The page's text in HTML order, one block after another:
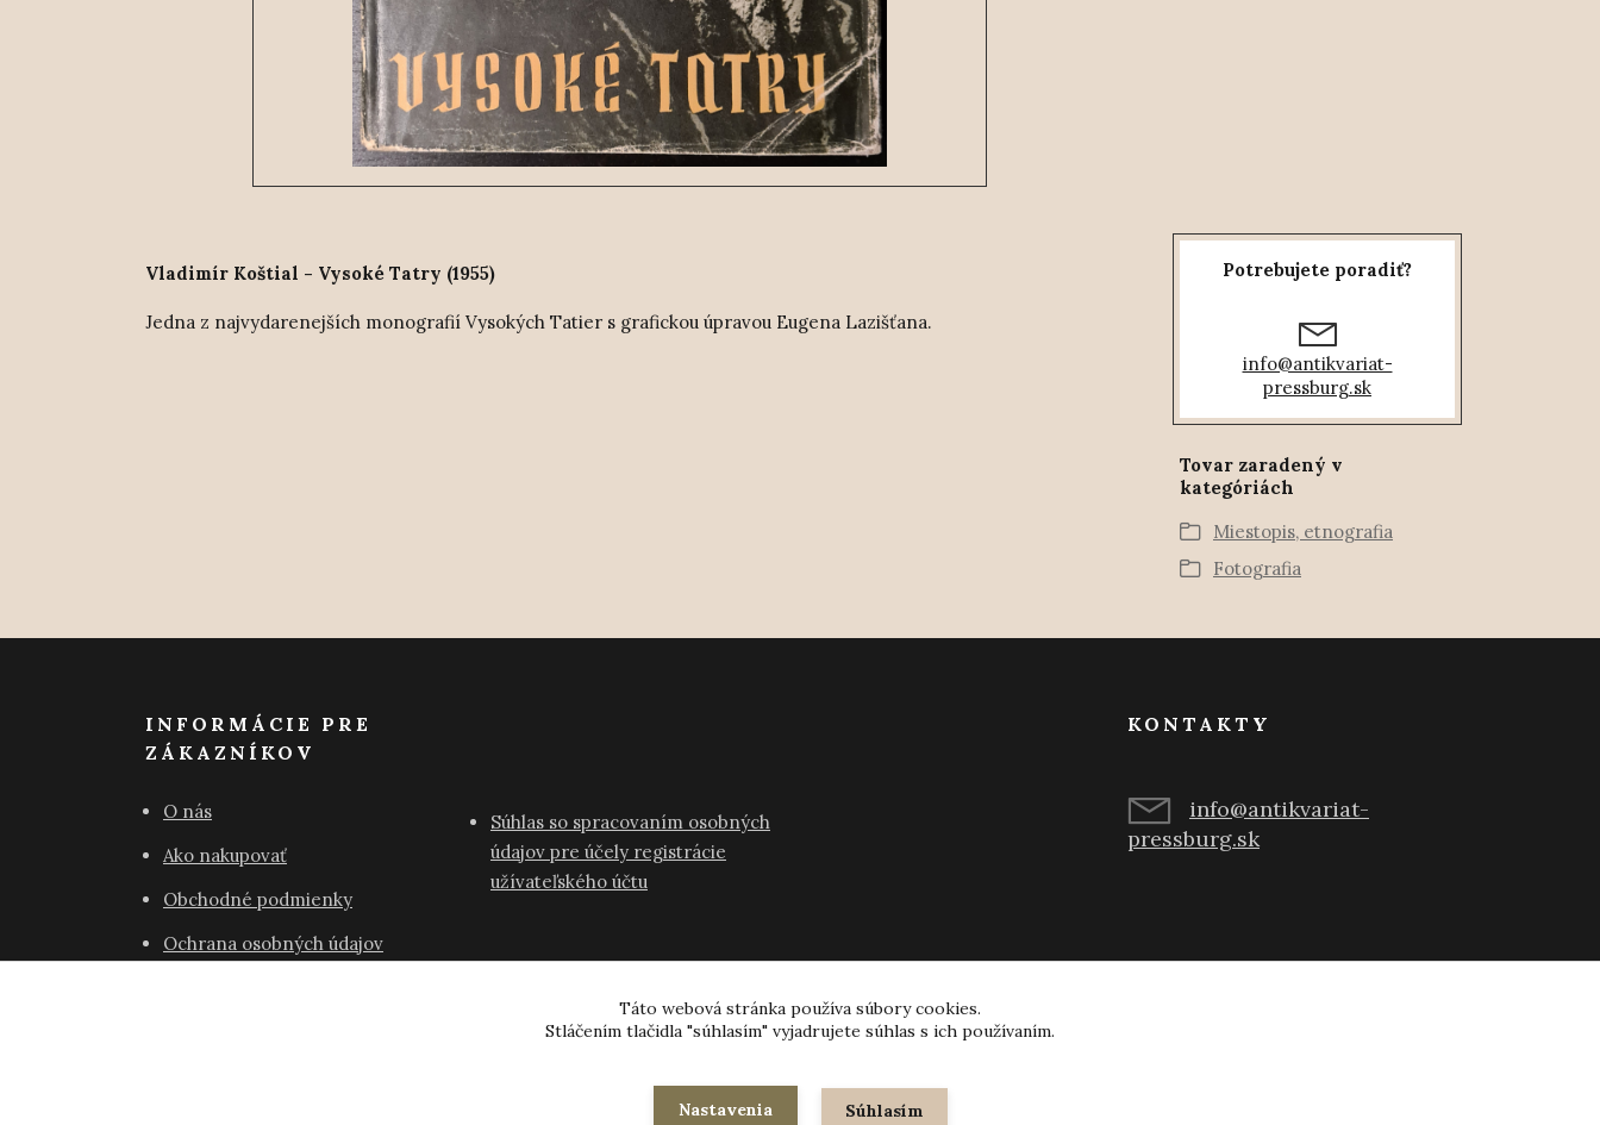
Vladimír Koštial - Vysoké Tatry (1955)
Jedna z najvydarenejších monografií Vysokých Tatier s grafickou úpravou Eugena Lazišťana.
Potrebujete poradiť?
info@antikvariat-
pressburg.sk
Tovar zaradený v
kategóriách
Miestopis, etnografia
Fotografia
INFORMÁCIE PRE
ZÁKAZNÍKOV
O nás
Ako nakupovať
Obchodné podmienky
Ochrana osobných údajov
Súhlas so spracovaním osobných
údajov pre účely registrácie
užívateľského účtu
KONTAKTY
info@antikvariat-
pressburg.sk
© 2024-2026 všetky práva vyhradené
Táto webová stránka používa súbory cookies.
Stláčením tlačidla "súhlasím" vyjadrujete súhlas s ich používaním.
Nastavenia Súhlasím